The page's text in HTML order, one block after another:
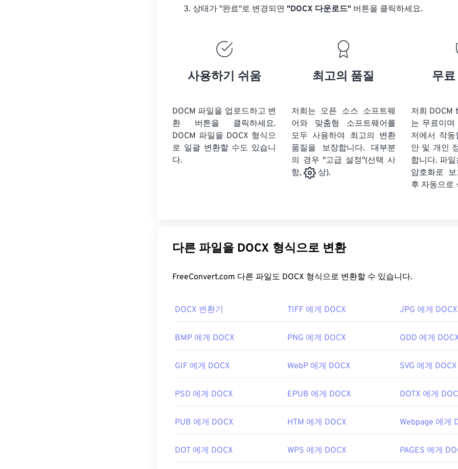
상태가 "완료"로 변경되면 "DOCX 다운로드" 버튼을 클릭하세요.
사용하기 쉬움
DOCM 파일을 업로드하고 변
환 버튼을 클릭하세요.
DOCM 파일을 DOCX 형식으
로 일괄 변환할 수도 있습니
다.
최고의 품질
저희는 오픈 소스 소프트웨
어와 맞춤형 소프트웨어를
모두 사용하여 최고의 변환
품질을 보장합니다. 대부분
의 경우 "고급 설정"(선택 사
항,
상).
무
저희 DOCM
는 무료이
저에서 작
안 및 개인
합니다. 파
암호화로
후 자동으로
다른 파일을 DOCX 형식으로 변환
FreeConvert.com 다른 파일도 DOCX 형식으로 변환할 수 있습니다.
DOCX 변환기 TIFF 에게 DOCX JPG 에게 DOCX
BMP 에게 DOCX PNG 에게 DOCX ODD 에게
GIF 에게 DOCX WebP 에게 DOCX SVG 에게 DOCX
PSD 에게 DOCX EPUB 에게 DOCX DOTX 에게
PUB 에게 DOCX HTM 에게 DOCX Webpage 에게
DOT 에게 DOCX WPS 에게 DOCX PAGES 에게